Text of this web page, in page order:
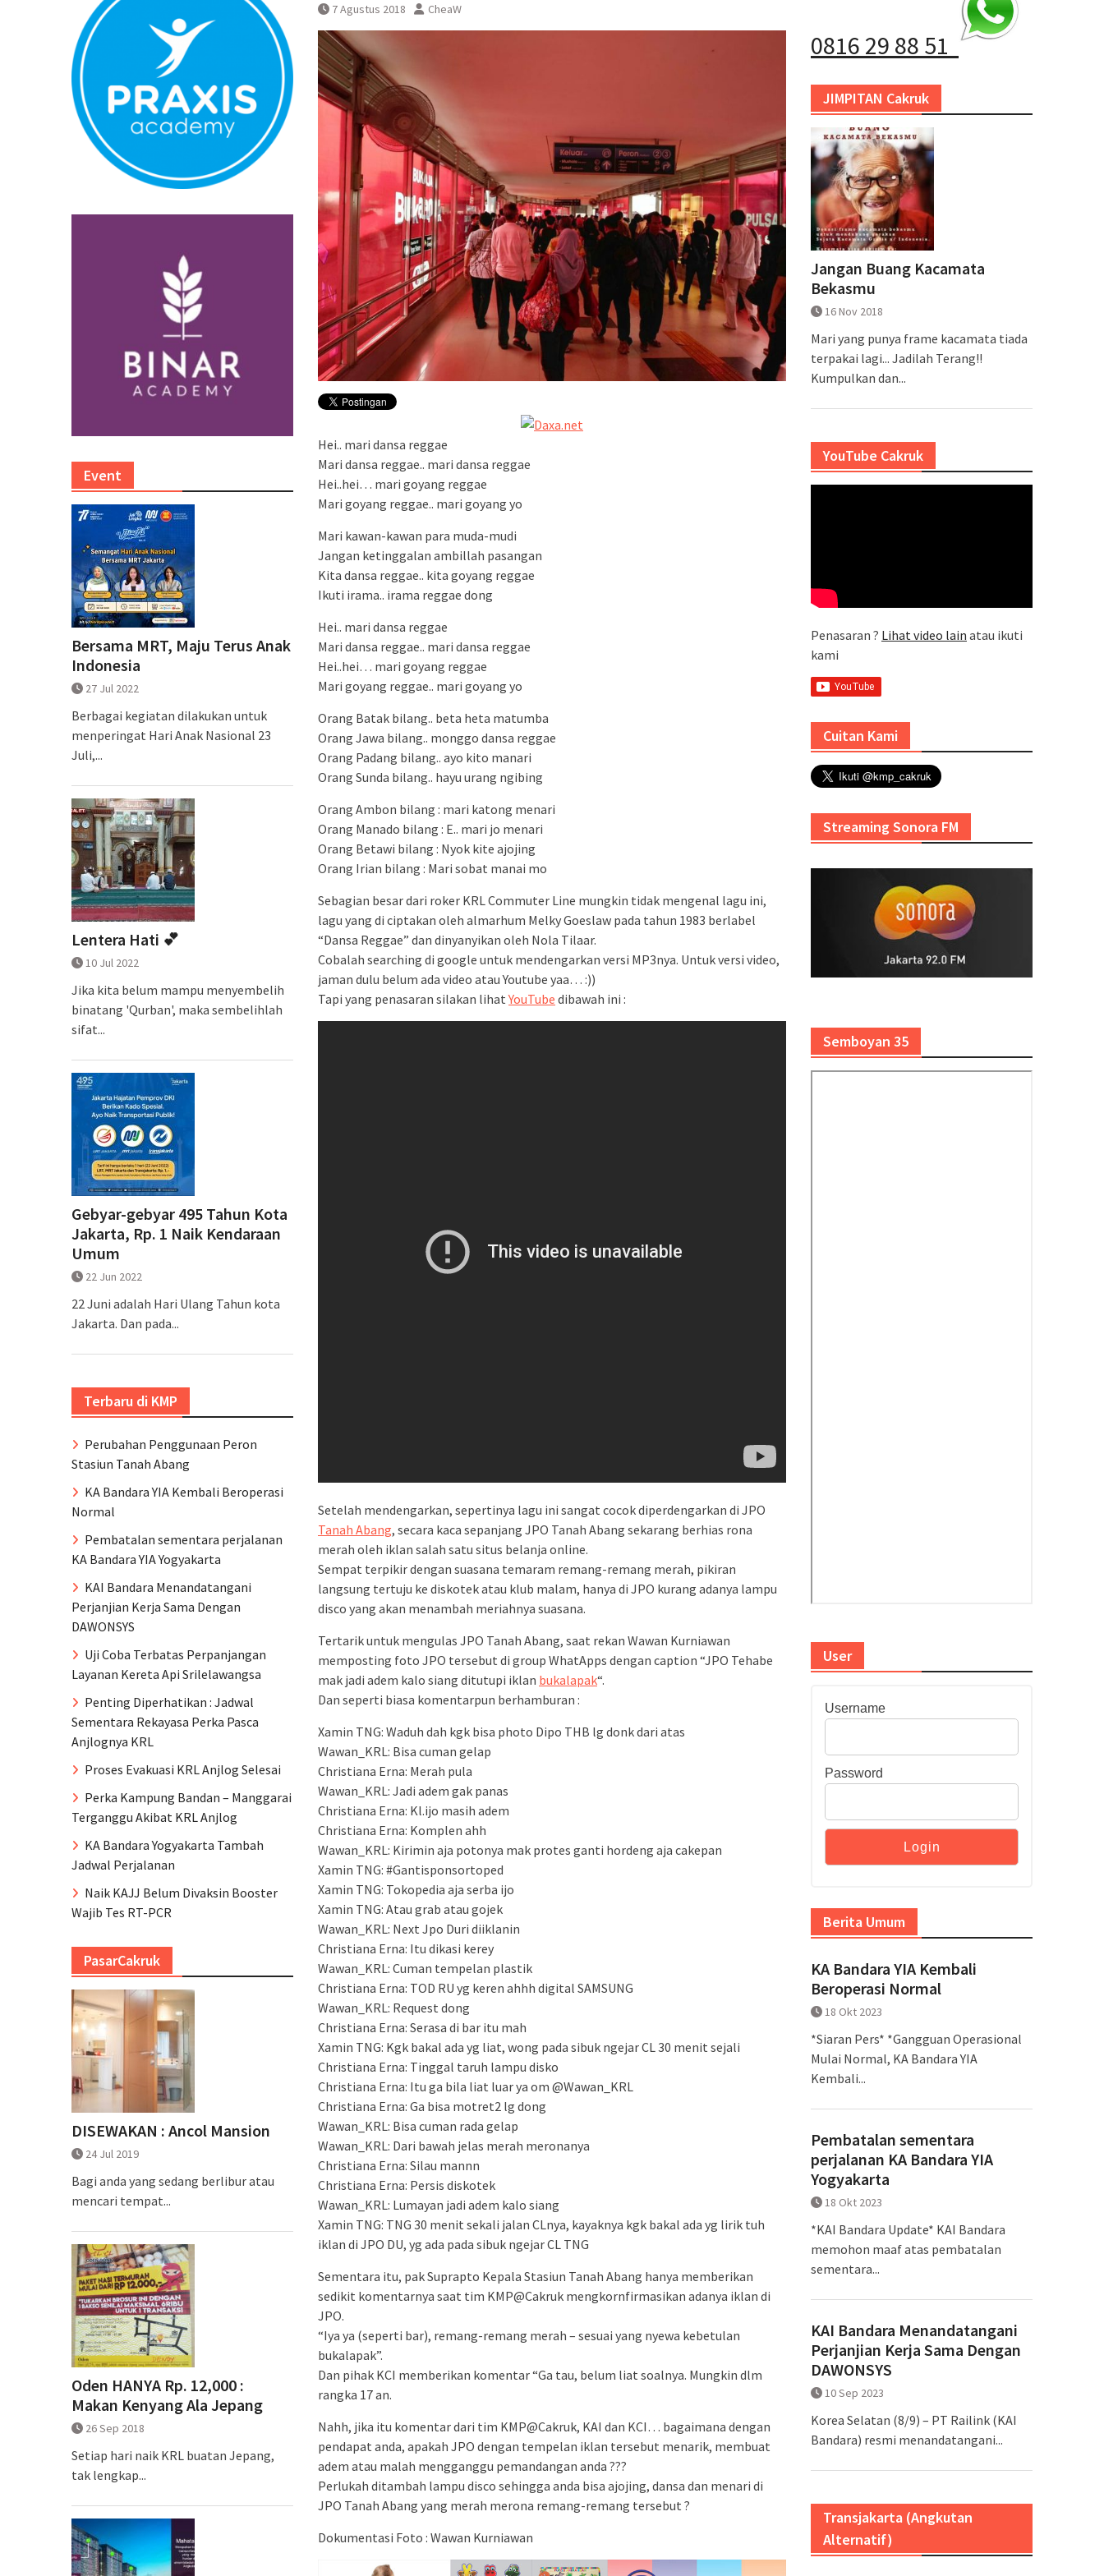
Bandara YIA Yogyakarta
7 Agustus 2018 CheaW
Hei.. mari dansa reggae
Mari dansa reggae.. mari dansa reggae
Hei..hei… mari goyang reggae
Mari goyang reggae.. mari goyang yo
Mari kawan-kawan para muda-mudi
Jangan ketinggalan ambillah pasangan
Kita dansa reggae.. kita goyang reggae
Ikuti irama.. irama reggae dong
Hei.. mari dansa reggae
Mari dansa reggae.. mari dansa reggae
Hei..hei… mari goyang reggae
Mari goyang reggae.. mari goyang yo
Orang Batak bilang.. beta heta matumba
Orang Jawa bilang.. monggo dansa reggae
Orang Padang bilang.. ayo kito manari
Orang Sunda bilang.. hayu urang ngibing
Orang Ambon bilang : mari katong menari
Orang Manado bilang : E.. mari jo menari
Orang Betawi bilang : Nyok kite ajojing
Orang Irian bilang : Mari sobat manai mo
Sebagian besar dari roker KRL Commuter Line mungkin tidak mengenal lagu ini,
lagu yang di ciptakan oleh almarhum Melky Goeslaw pada tahun 1983 berlabel
“Dansa Reggae” dan dinyanyikan oleh Nola Tilaar.
Cobalah searching di google untuk mendengarkan versi MP3nya. Untuk versi video,
jaman dulu belum ada video atau Youtube yaa… :))
Tapi yang penasaran silakan lihatYouTube dibawah ini :
Setelah mendengarkan, sepertinya lagu ini sangat cocok diperdengarkan di JPO
Tanah Abang, secara kaca sepanjang JPO Tanah Abang sekarang berhias rona
merah oleh iklan salah satu situs belanja online.
Sempat terpikir dengan suasana temaram remang-remang merah, pikiran
langsung tertuju ke diskotek atau klub malam, hanya di JPO kurang adanya lampu
disco yang akan menambah meriahnya suasana.
Tertarik untuk mengulas JPO Tanah Abang, saat rekan Wawan Kurniawan
memposting foto JPO tersebut di group WhatApps dengan caption “JPO Tehabe
mak jadi adem kalo siang ditutupi iklan bukalapak“.
Dan seperti biasa komentarpun berhamburan :
Xamin TNG: Waduh dah kgk bisa photo Dipo THB lg donk dari atas
Wawan_KRL: Bisa cuman gelap
Christiana Erna: Merah pula
Wawan_KRL: Jadi adem gak panas
Christiana Erna: Kl.ijo masih adem
Christiana Erna: Komplen ahh
Wawan_KRL: Kirimin aja potonya mak protes ganti hordeng aja cakepan
Xamin TNG: #Gantisponsortoped
Xamin TNG: Tokopedia aja serba ijo
Xamin TNG: Atau grab atau gojek
Wawan_KRL: Next Jpo Duri diiklanin
Christiana Erna: Itu dikasi kerey
Wawan_KRL: Cuman tempelan plastik
Christiana Erna: TOD RU yg keren ahhh digital SAMSUNG
Wawan_KRL: Request dong
Christiana Erna: Serasa di bar itu mah
Xamin TNG: Kgk bakal ada yg liat, wong pada sibuk ngejar CL 30 menit sejali
Christiana Erna: Tinggal taruh lampu disko
Christiana Erna: Itu ga bila liat luar ya om @⁨Wawan_KRL⁩
Christiana Erna: Ga bisa motret2 lg dong
Wawan_KRL: Bisa cuman rada gelap
Wawan_KRL: Dari bawah jelas merah meronanya
Christiana Erna: Silau mannn
Christiana Erna: Persis diskotek
Wawan_KRL: Lumayan jadi adem kalo siang
Xamin TNG: TNG 30 menit sekali jalan CLnya, kayaknya kgk bakal ada yg lirik tuh
iklan di JPO DU, yg ada pada sibuk ngejar CL TNG
Sementara itu, pak Suprapto Kepala Stasiun Tanah Abang hanya memberikan
sedikit komentarnya saat tim KMP@Cakruk mengkornfirmasikan adanya iklan di
JPO.
“Iya ya (seperti bar), remang-remang merah – sesuai yang nyewa kebetulan
bukalapak”.
Dan pihak KCI memberikan komentar “Ga tau, belum liat soalnya. Mungkin dlm
rangka 17 an.
Nahh, jika itu komentar dari tim KMP@Cakruk, KAI dan KCI… bagaimana dengan
pendapat anda, apakah JPO dengan tempelan iklan tersebut menarik, membuat
adem atau malah mengganggu pemandangan anda ???
Perlukah ditambah lampu disco sehingga anda bisa ajojing, dansa dan menari di
JPO Tanah Abang yang merah merona remang-remang tersebut ?
Dokumentasi Foto : Wawan Kurniawan
0816 29 88 51
JIMPITAN Cakruk
Jangan Buang Kacamata
Bekasmu
16 Nov 2018
Mari yang punya frame kacamata tiada
terpakai lagi... Jadilah Terang!!
Kumpulkan dan...
YouTube Cakruk
Penasaran ? Lihat video lain atau ikuti
kami
Cuitan Kami
Streaming Sonora FM
Semboyan 35
User
Username
Password
Berita Umum
KA Bandara YIA Kembali
Beroperasi Normal
18 Okt 2023
*Siaran Pers* *Gangguan Operasional
Mulai Normal, KA Bandara YIA
Kembali...
Pembatalan sementara
perjalanan KA Bandara YIA
Yogyakarta
18 Okt 2023
*KAI Bandara Update* KAI Bandara
memohon maaf atas pembatalan
sementara...
KAI Bandara Menandatangani
Perjanjian Kerja Sama Dengan
DAWONSYS
10 Sep 2023
Korea Selatan (8/9) – PT Railink (KAI
Bandara) resmi menandatangani...
Transjakarta (Angkutan
Alternatif)
Event
Bersama MRT, Maju Terus Anak
Indonesia
27 Jul 2022
Berbagai kegiatan dilakukan untuk
menperingat Hari Anak Nasional 23
Juli,...
Lentera Hati 💕
10 Jul 2022
Jika kita belum mampu menyembelih
binatang 'Qurban', maka sembelihlah
sifat...
Gebyar-gebyar 495 Tahun Kota
Jakarta, Rp. 1 Naik Kendaraan
Umum
22 Jun 2022
22 Juni adalah Hari Ulang Tahun kota
Jakarta. Dan pada...
Terbaru di KMP
Perubahan Penggunaan Peron
Stasiun Tanah Abang
KA Bandara YIA Kembali Beroperasi
Normal
Pembatalan sementara perjalanan
KA Bandara YIA Yogyakarta
KAI Bandara Menandatangani
Perjanjian Kerja Sama Dengan
DAWONSYS
Uji Coba Terbatas Perpanjangan
Layanan Kereta Api Srilelawangsa
Penting Diperhatikan : Jadwal
Sementara Rekayasa Perka Pasca
Anjlognya KRL
Proses Evakuasi KRL Anjlog Selesai
Perka Kampung Bandan – Manggarai
Terganggu Akibat KRL Anjlog
KA Bandara Yogyakarta Tambah
Jadwal Perjalanan
Naik KAJJ Belum Divaksin Booster
Wajib Tes RT-PCR
PasarCakruk
DISEWAKAN : Ancol Mansion
24 Jul 2019
Bagi anda yang sedang berlibur atau
mencari tempat...
Oden HANYA Rp. 12,000 :
Makan Kenyang Ala Jepang
26 Sep 2018
Setiap hari naik KRL buatan Jepang,
tak lengkap...